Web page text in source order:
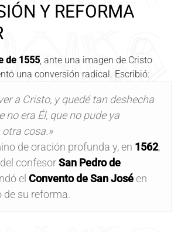
Y REFORMA
de 1555 , ante una imagen de Cristo
una conversión radical. Escribió:
a Cristo, y quedé tan deshecha
no era Él, que no pude ya
cosa.»
de oración profunda y, en 1562,
confesorSan Pedro de
el Convento de San Joséen
de su reforma.